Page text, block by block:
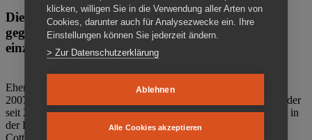
Die Gedenkstätte Zuchthaus Cottbus ist ein Ort
gegen das Vergessen. Anschaulich, nah und
einzigartig.
Ehemalige politische Häftlinge der DDR gründeten im Oktober
2007 den Verein Menschenrechtszentrum Cottbus e. V. (MRZ), der
seit 2011 Eigentümer des ehemaligen Gefängnisses (1860-2002) in
der Bautzener Straße und Träger der Gedenkstätte Zuchthaus
Cottbus ist. Im Zentrum der Arbeit der Gedenkstätte steht die
klicken, willigen Sie in die Verwendung aller Arten von
Cookies, darunter auch für Analysezwecke ein. Ihre
Einstellungen können Sie jederzeit ändern.
> Zur Datenschutzerklärung
Ablehnen
Alle Cookies akzeptieren